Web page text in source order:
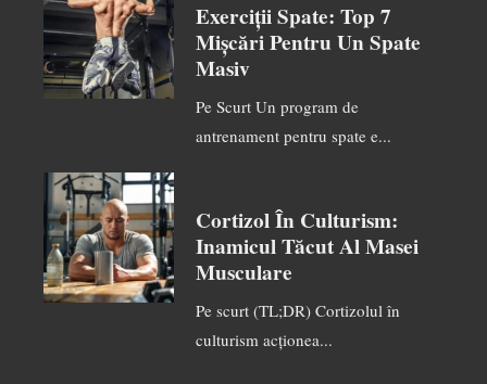
Exerciții Spate: Top 7
Mișcări Pentru Un Spate
Masiv
Pe Scurt Un program de
antrenament pentru spate e...
Cortizol În Culturism:
Inamicul Tăcut Al Masei
Musculare
Pe scurt (TL;DR) Cortizolul în
culturism acționea...